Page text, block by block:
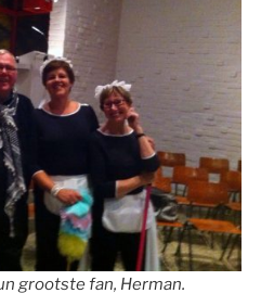
grootste fan, Herman.